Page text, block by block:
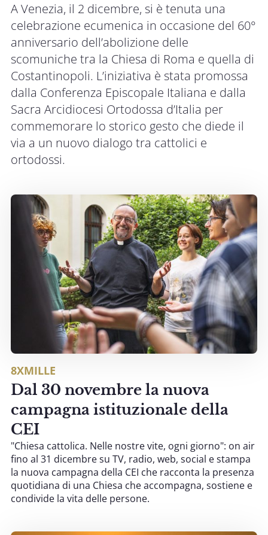
A Venezia, il 2 dicembre, si è tenuta una
celebrazione ecumenica in occasione del 60°
anniversario dell’abolizione delle
scomuniche tra la Chiesa di Roma e quella di
Costantinopoli. L’iniziativa è stata promossa
dalla Conferenza Episcopale Italiana e dalla
Sacra Arcidiocesi Ortodossa d’Italia per
commemorare lo storico gesto che diede il
via a un nuovo dialogo tra cattolici e
ortodossi.
8XMILLE
Dal 30 novembre la nuova
campagna istituzionale della
CEI
"Chiesa cattolica. Nelle nostre vite, ogni giorno": on air
fino al 31 dicembre su TV, radio, web, social e stampa
la nuova campagna della CEI che racconta la presenza
quotidiana di una Chiesa che accompagna, sostiene e
condivide la vita delle persone.